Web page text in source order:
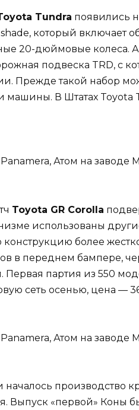
Tundra появились
который
20-дюймовые колеса.
подвеска TRD, с
Прежде такой набор
В Штатах Toyota
Toyota GR Corolla
использованы
конструкцию более
в переднем бампере,
Первая партия из 550
сеть осенью, цена —
производство
Выпуск «первой» Коны